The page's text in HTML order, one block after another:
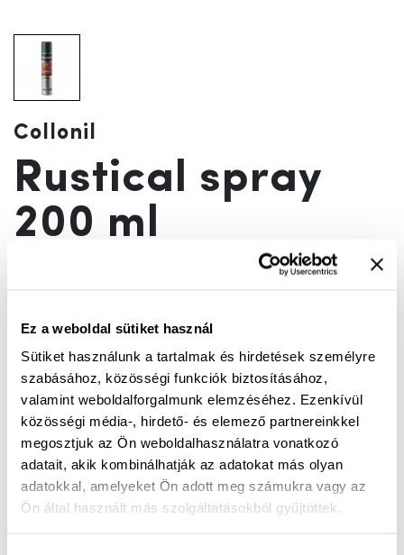
Ez a weboldal sütiket használ
Sütiket használunk a tartalmak és hirdetések személyre
szabásához, közösségi funkciók biztosításához,
valamint weboldalforgalmunk elemzéséhez. Ezenkívül
közösségi média-, hirdető- és elemező partnereinkkel
megosztjuk az Ön weboldalhasználatra vonatkozó
adatait, akik kombinálhatják az adatokat más olyan
adatokkal, amelyeket Ön adott meg számukra vagy az
Ön által használt más szolgáltatásokból gyűjtöttek.
Collonil
Rustical spray
200 ml
KOSÁRBA
Mérettáblázat
Nincs a méretedben?
1-3 munkanap
Ingyenes kiszállítás 25 000 Ft felett